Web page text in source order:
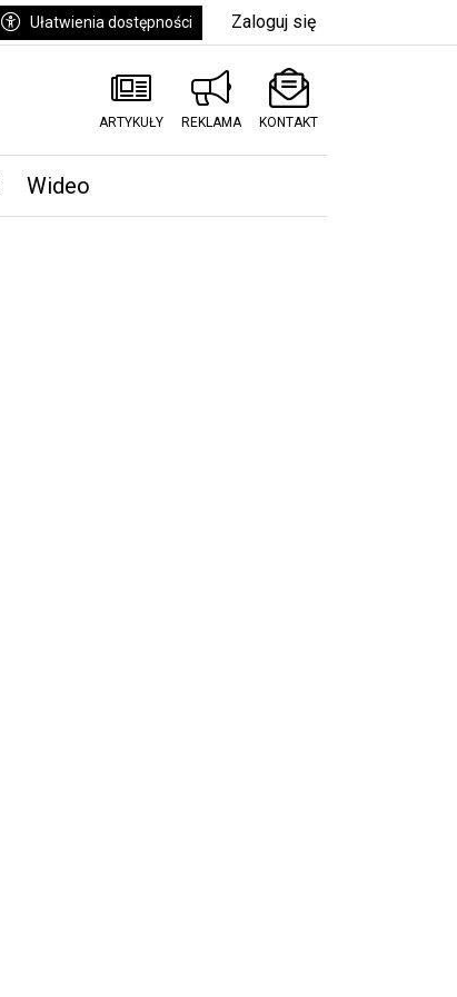
Ułatwienia dostępności Zaloguj się
ARTYKUŁY REKLAMA KONTAKT
Wideo